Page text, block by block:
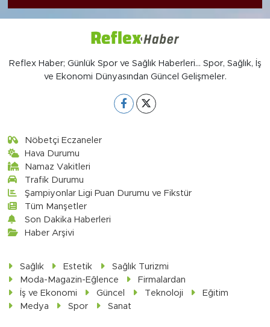
Reflex Haber; Günlük Spor ve Sağlık Haberleri... Spor, Sağlık, İş
ve Ekonomi Dünyasından Güncel Gelişmeler.
Nöbetçi Eczaneler
Hava Durumu
Namaz Vakitleri
Trafik Durumu
Şampiyonlar Ligi Puan Durumu ve Fikstür
Tüm Manşetler
Son Dakika Haberleri
Haber Arşivi
Sağlık Estetik
Sağlık Turizmi
Moda-Magazin-Eğlence
Firmalardan
İş ve Ekonomi
Güncel Teknoloji
Eğitim
Medya
Spor Sanat